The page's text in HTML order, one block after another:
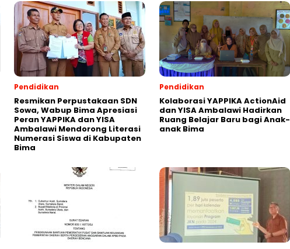
Pendidikan
Resmikan Perpustakaan SDN
Sowa, Wabup Bima Apresiasi
Peran YAPPIKA dan YISA
Ambalawi Mendorong Literasi
Numerasi Siswa di Kabupaten
Bima
Pendidikan
Kolaborasi YAPPIKA ActionAid
dan YISA Ambalawi Hadirkan
Ruang Belajar Baru bagi Anak-
anak Bima